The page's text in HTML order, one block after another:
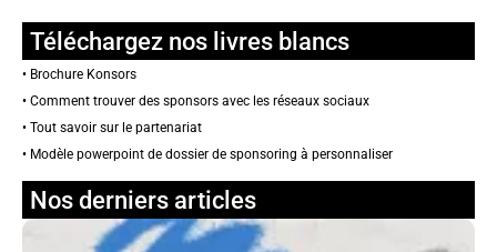
Téléchargez nos livres blancs
• Brochure Konsors
• Comment trouver des sponsors avec les réseaux sociaux
• Tout savoir sur le partenariat
• Modèle powerpoint de dossier de sponsoring à personnaliser
Nos derniers articles